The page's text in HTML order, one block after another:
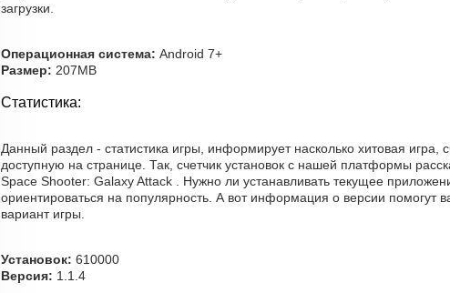
загрузки.
Операционная система: Android 7+
Размер: 207MB
Статистика:
Данный раздел - статистика игры, информирует насколько хитовая игра,
доступную на странице. Так, счетчик установок с нашей платформы
Space Shooter: Galaxy Attack . Нужно ли устанавливать текущее
ориентироваться на популярность. А вот информация о версии помогут
вариант игры.
Установок: 610000
Версия: 1.1.4